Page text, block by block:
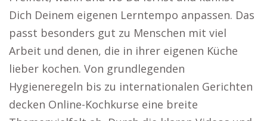
Dich Deinem eigenen Lerntempo anpassen. Das
passt besonders gut zu Menschen mit viel
Arbeit und denen, die in ihrer eigenen Küche
lieber kochen. Von grundlegenden
Hygieneregeln bis zu internationalen Gerichten
decken Online-Kochkurse eine breite